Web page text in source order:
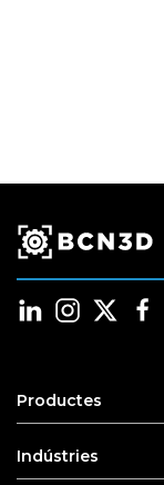
Productes
Indústries